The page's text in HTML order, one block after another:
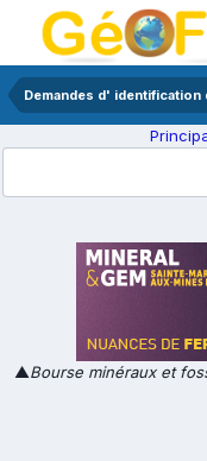
Demandes d' identification
▲Bourse minéraux et